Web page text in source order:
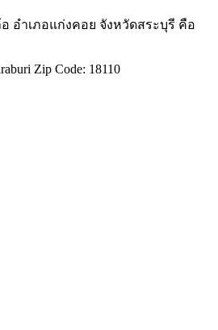
อำเภอแก่งคอย จังหวัดสระบุรี คือ
Zip Code: 18110